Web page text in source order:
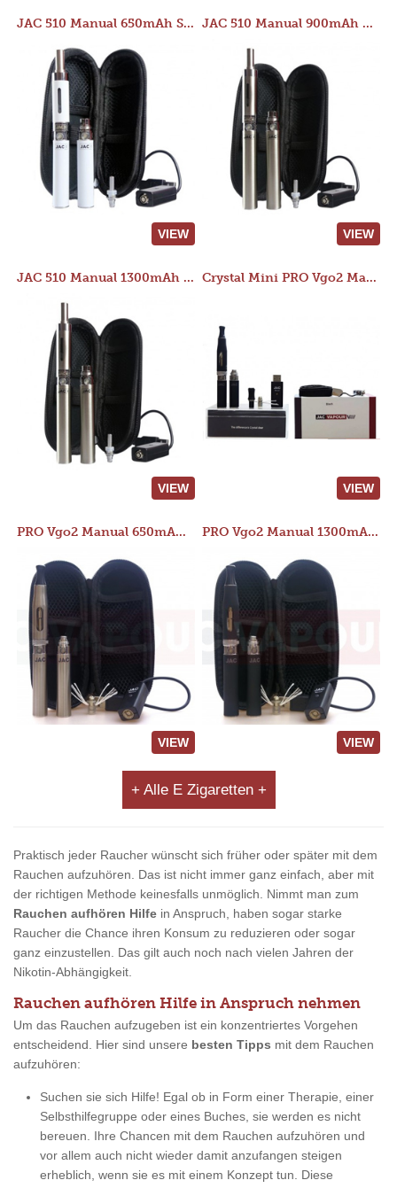
JAC 510 Manual 650mAh Starter Kit
VIEW
JAC 510 Manual 900mAh Starter Kit
VIEW
JAC 510 Manual 1300mAh Starter Kit
VIEW
Crystal Mini PRO Vgo2 Manual 400mAh Kit
VIEW
PRO Vgo2 Manual 650mAh Kit
VIEW
PRO Vgo2 Manual 1300mAh Kit
VIEW
+ Alle E Zigaretten +
Praktisch jeder Raucher wünscht sich früher oder später mit dem
Rauchen aufzuhören. Das ist nicht immer ganz einfach, aber mit
der richtigen Methode keinesfalls unmöglich. Nimmt man zum
Rauchen aufhören Hilfe in Anspruch, haben sogar starke
Raucher die Chance ihren Konsum zu reduzieren oder sogar
ganz einzustellen. Das gilt auch noch nach vielen Jahren der
Nikotin-Abhängigkeit.
Rauchen aufhören Hilfe in Anspruch nehmen
Um das Rauchen aufzugeben ist ein konzentriertes Vorgehen
entscheidend. Hier sind unsere besten Tipps mit dem Rauchen
aufzuhören:
Suchen sie sich Hilfe! Egal ob in Form einer Therapie, einer
Selbsthilfegruppe oder eines Buches, sie werden es nicht
bereuen. Ihre Chancen mit dem Rauchen aufzuhören und
vor allem auch nicht wieder damit anzufangen steigen
erheblich, wenn sie es mit einem Konzept tun. Diese